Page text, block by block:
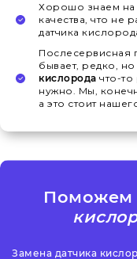
Хорошо знаем на
качества, что не
датчика
Послесервисная
бывает, редко, но
кислорода что-то
нужно. Мы,
а это стоит
Поможем
Замена датчика